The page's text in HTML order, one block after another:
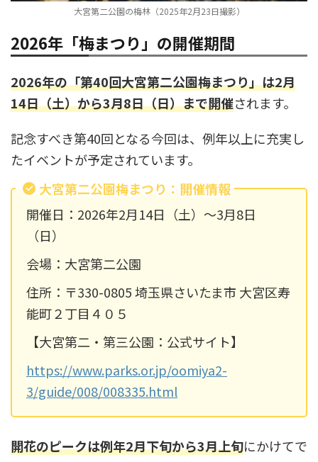
大宮第二公園の梅林（2025年2月23日撮影）
2026年「梅まつり」の開催期間
2026年の「第40回大宮第二公園梅まつり」は2月
14日（土）から3月8日（日）まで開催されます。
記念すべき第40回となる今回は、例年以上に充実し
たイベントが予定されています。
大宮第二公園梅まつり：開催情報
開催日：2026年2月14日（土）～3月8日
（日）
会場：大宮第二公園
住所：〒330-0805 埼玉県さいたま市 大宮区寿
能町２丁目４０５
【大宮第二・第三公園：公式サイト】
https://www.parks.or.jp/oomiya2-
3/guide/008/008335.html
開花のピークは例年2月下旬から3月上旬にかけてで